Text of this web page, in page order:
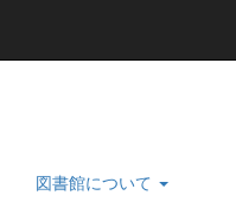
図書館について